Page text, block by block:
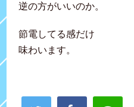
逆の方がいいのか。
節電してる感だけ
味わいます。